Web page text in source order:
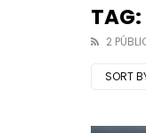
TAG:
2
SORT